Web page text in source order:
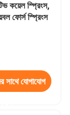
কয়েল স্প্রিংস,
ফোর্স স্প্রিংস
সাথে যোগাযোগ